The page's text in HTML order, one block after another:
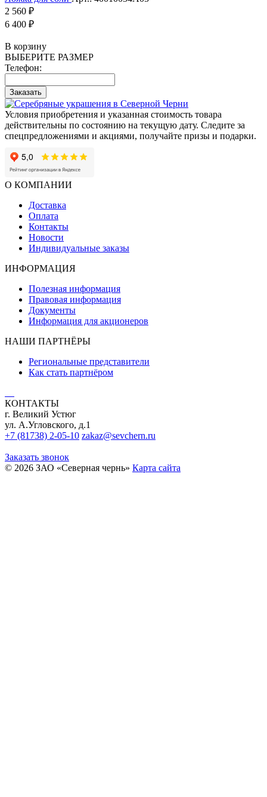
2 560 ₽
6 400 ₽
В корзину
ВЫБЕРИТЕ РАЗМЕР
Телефон:
Заказать
Условия приобретения и указанная стоимость товара
действительны по состоянию на текущую дату. Следите за
спецпредложениями и акциями, получайте призы и подарки.
О КОМПАНИИ
Доставка
Оплата
Контакты
Новости
Индивидуальные заказы
ИНФОРМАЦИЯ
Полезная информация
Правовая информация
Документы
Информация для акционеров
НАШИ ПАРТНЁРЫ
Региональные представители
Как стать партнёром
КОНТАКТЫ
г. Великий Устюг
ул. А.Угловского, д.1
+7 (81738) 2-05-10 zakaz@sevchern.ru
Заказать звонок
© 2026 ЗАО «Северная чернь» Карта сайта